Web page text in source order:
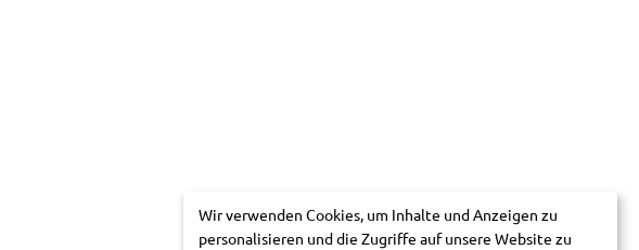
Wir verwenden Cookies, um Inhalte und Anzeigen zu
personalisieren und die Zugriffe auf unsere Website zu